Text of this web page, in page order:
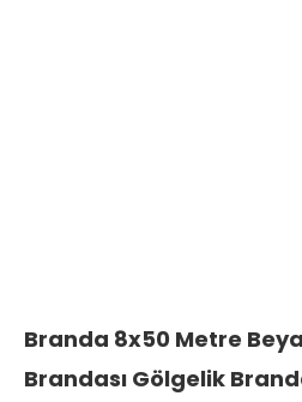
Branda 8x50 Metre
Brandası Gölgelik